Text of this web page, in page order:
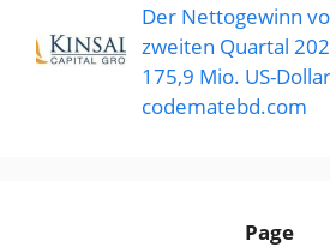
Der Nettogewinn
zweiten Quartal
175,9 Mio. US-
codematebd.com
Page